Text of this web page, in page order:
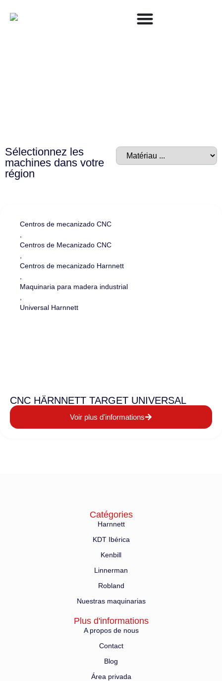
Sélectionnez les
machines dans votre
région
Centros de mecanizado CNC
Centros de Mecanizado CNC
Centros de mecanizado Harnnett
Maquinaria para madera industrial
Universal Harnnett
CNC HÄRNNETT TARGET UNIVERSAL
Voir plus d'informations
Catégories
Harnnett
KDT Ibérica
Kenbill
Linnerman
Robland
Nuestras maquinarias
Plus d'informations
A propos de nous
Contact
Blog
Área privada